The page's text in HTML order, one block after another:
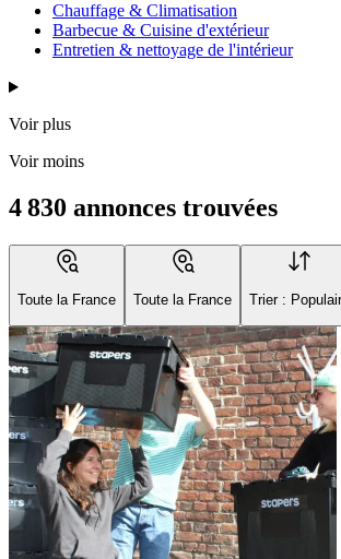
Chauffage & Climatisation
Barbecue & Cuisine d'extérieur
Entretien & nettoyage de l'intérieur
Voir plus
Voir moins
4 830 annonces trouvées
Toute la France Toute la France Trier :